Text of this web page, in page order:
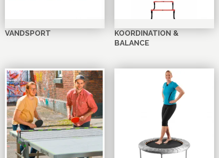
VANDSPORT
KOORDINATION &
BALANCE